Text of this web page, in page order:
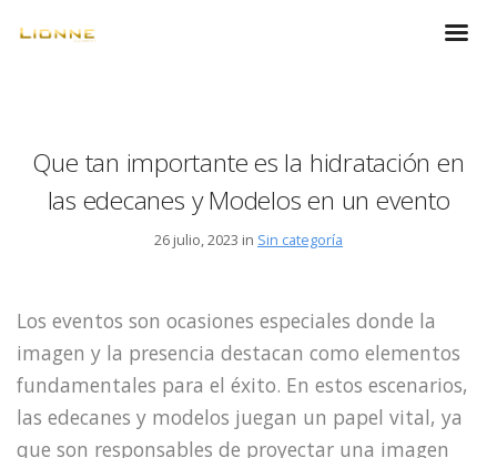
Que tan importante es la hidratación en
las edecanes y Modelos en un evento
26 julio, 2023 in Sin categoría
Los eventos son ocasiones especiales donde la
imagen y la presencia destacan como elementos
fundamentales para el éxito. En estos escenarios,
las edecanes y modelos juegan un papel vital, ya
que son responsables de proyectar una imagen